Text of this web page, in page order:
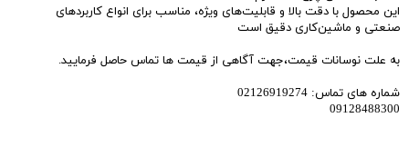
این محصول با دقت بالا و قابلیت‌های ویژه، مناسب برای انواع کاربردهای
صنعتی و ماشین‌کاری دقیق است
به علت نوسانات قیمت،جهت آگاهی از قیمت ها تماس حاصل فرمایید.
شماره های تماس: 02126919274
09128488300